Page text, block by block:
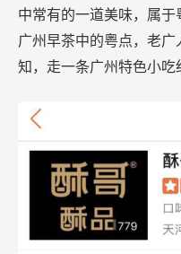
中常有的一道美味，属
广州早茶中的粤点，老
知，走一条广州特色小吃